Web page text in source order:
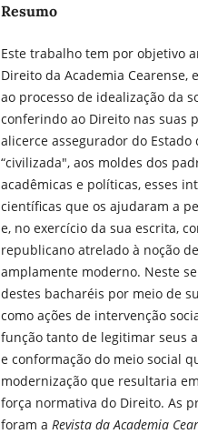
Resumo
Este trabalho tem por objetivo
Direito da Academia Cearense,
ao processo de idealização da
conferindo ao Direito nas suas
alicerce assegurador do Estado
“civilizada", aos moldes dos
acadêmicas e políticas, esses
científicas que os ajudaram a
e, no exercício da sua escrita,
republicano atrelado à noção
amplamente moderno. Neste
destes bacharéis por meio de
como ações de intervenção
função tanto de legitimar seus
e conformação do meio social
modernização que resultaria
força normativa do Direito. As
foram a Revista da Academia